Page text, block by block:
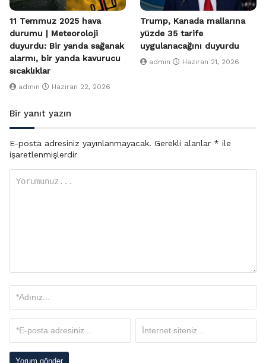
11 Temmuz 2025 hava
durumu | Meteoroloji
duyurdu: Bir yanda sağanak
alarmı, bir yanda kavurucu
sıcaklıklar
admin Haziran 22, 2026
Trump, Kanada mallarına
yüzde 35 tarife
uygulanacağını duyurdu
admin Haziran 21, 2026
Bir yanıt yazın
E-posta adresiniz yayınlanmayacak. Gerekli alanlar * ile
işaretlenmişlerdir